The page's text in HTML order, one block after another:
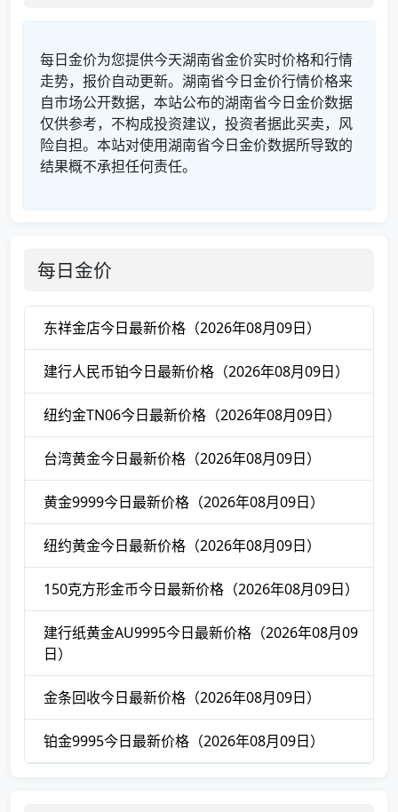
每日金价为您提供今天湖南省金价实时价格和行情
走势，报价自动更新。湖南省今日金价行情价格来
自市场公开数据，本站公布的湖南省今日金价数据
仅供参考，不构成投资建议，投资者据此买卖，风
险自担。本站对使用湖南省今日金价数据所导致的
结果概不承担任何责任。
每日金价
东祥金店今日最新价格（2026年08月09日）
建行人民币铂今日最新价格（2026年08月09日）
纽约金TN06今日最新价格（2026年08月09日）
台湾黄金今日最新价格（2026年08月09日）
黄金9999今日最新价格（2026年08月09日）
纽约黄金今日最新价格（2026年08月09日）
150克方形金币今日最新价格（2026年08月09日）
建行纸黄金AU9995今日最新价格（2026年08月09
日）
金条回收今日最新价格（2026年08月09日）
铂金9995今日最新价格（2026年08月09日）